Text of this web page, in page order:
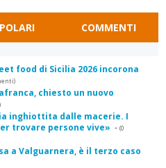
COMMENTI
food di Sicilia 2026 incorona
chiesto un nuovo
inghiottita dalle macerie. I
trovare persone vive» - (0
a Valguarnera, è il terzo caso